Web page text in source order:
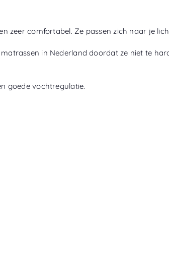
zeer comfortabel. Ze passen zich naar je
in Nederland doordat ze niet te
goede vochtregulatie.